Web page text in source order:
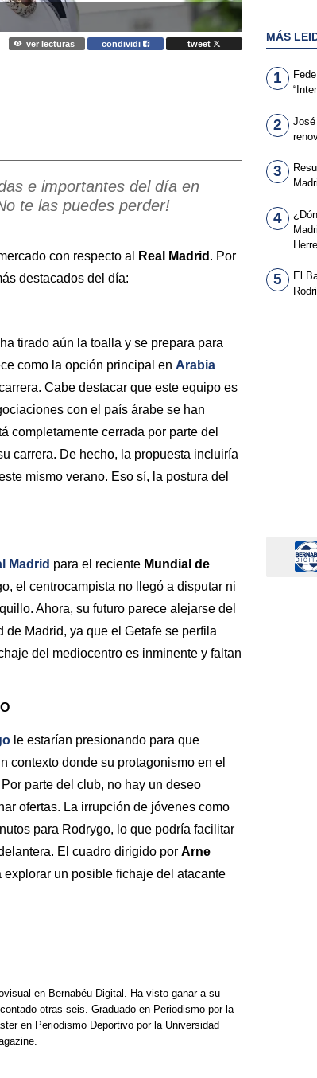
ver lecturas condividi tweet
e importantes del día en
te las puedes perder!
con respecto al Real Madrid . Por
destacados del día:
tirado aún la toalla y se prepara para
como la opción principal en Arabia
Cabe destacar que este equipo es
con el país árabe se han
completamente cerrada por parte del
carrera. De hecho, la propuesta incluiría
mismo verano. Eso sí, la postura del
Madrid para el reciente Mundial de
el centrocampista no llegó a disputar ni
Ahora, su futuro parece alejarse del
Madrid, ya que el Getafe se perfila
del mediocentro es inminente y faltan
le estarían presionando para que
contexto donde su protagonismo en el
parte del club, no hay un deseo
ofertas. La irrupción de jóvenes como
para Rodrygo, lo que podría facilitar
El cuadro dirigido por Arne
un posible fichaje del atacante
en Bernabéu Digital. Ha visto ganar a su
otras seis. Graduado en Periodismo por la
en Periodismo Deportivo por la Universidad
MÁS
1
2
3
4
5
El